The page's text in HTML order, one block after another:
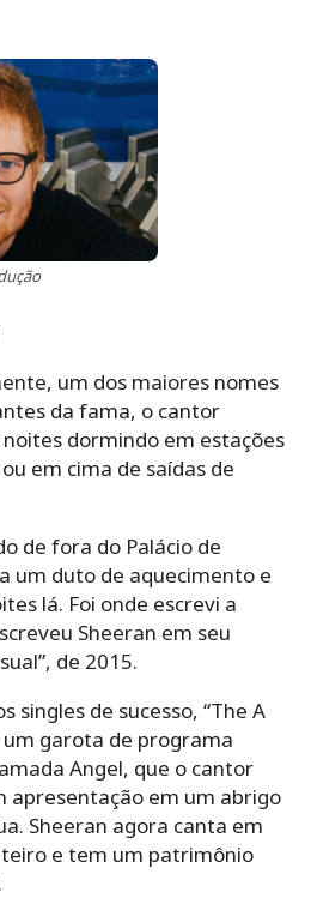
um dos maiores nomes
da fama, o cantor
dormindo em estações
em cima de saídas de
de fora do Palácio de
um duto de aquecimento e
lá. Foi onde escrevi a
Sheeran em seu
de 2015.
singles de sucesso, “The A
um garota de programa
Angel, que o cantor
apresentação em um abrigo
Sheeran agora canta em
e tem um patrimônio